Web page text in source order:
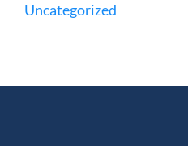
Uncategorized